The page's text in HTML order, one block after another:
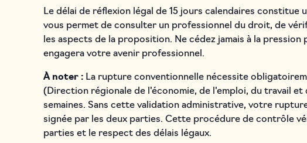
Le délai de réflexion légal de 15 jours calendaires
vous permet de consulter un professionnel du droit, de
les aspects de la proposition. Ne cédez jamais à la
engagera votre avenir professionnel.
À noter : La rupture conventionnelle nécessite
(Direction régionale de l'économie, de l'emploi, du travail et
semaines. Sans cette validation administrative, votre
signée par les deux parties. Cette procédure de contrôle
parties et le respect des délais légaux.